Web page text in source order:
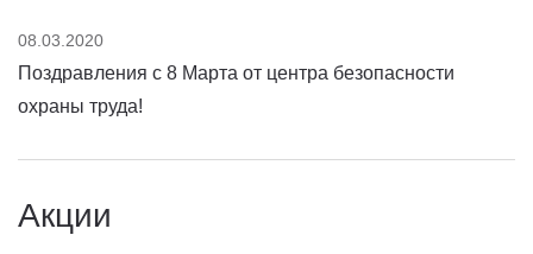
08.03.2020
Поздравления с 8 Марта от центра безопасности
охраны труда!
Акции